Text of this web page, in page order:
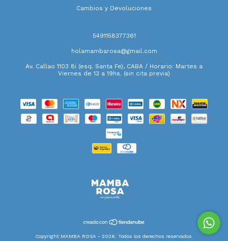
Cambios y Devoluciones
5491158377361
holamambarosa@gmail.com
Av. Callao 1103 8i (esq. Santa Fe), CABA / Horario: Martes a
Viernes de 13 a 19hs. (sin cita previa)
Copyright MAMBA ROSA - 2026. Todos los derechos reservados.